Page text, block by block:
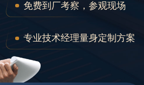
免费到厂考察，参观现场
专业技术经理量身定制方案